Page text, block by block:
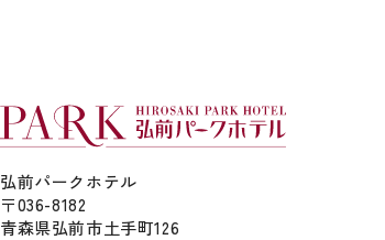
弘前パークホテル
〒036-8182
青森県弘前市土手町126